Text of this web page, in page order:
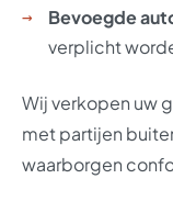
Bevoegde
verplicht
Wij verkopen uw
met partijen
waarborgen